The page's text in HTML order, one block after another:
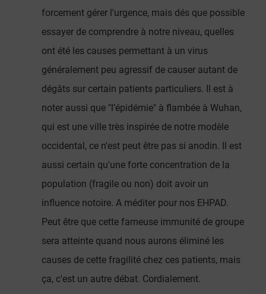
forcement gérer l'urgence, mais dés que possible
essayer de comprendre à notre niveau, quelles
ont été les causes permettant à un virus
généralement peu agressif de causer autant de
dégâts sur certain patients particuliers. Il est à
noter aussi que "l’épidémie" à flambée à Wuhan,
qui est une ville très inspirée de notre modèle
occidental, ce n'est peut être pas si anodin. Il est
aussi certain qu'une forte concentration de la
population (fragile ou non) doit avoir un
influence notoire. A méditer pour nos EHPAD.
Peut être que cette fameuse immunité de groupe
sera atteinte quand nous aurons éliminé les
causes de cette fragilité chez ces patients, mais
ça, c'est un autre débat. Cordialement.